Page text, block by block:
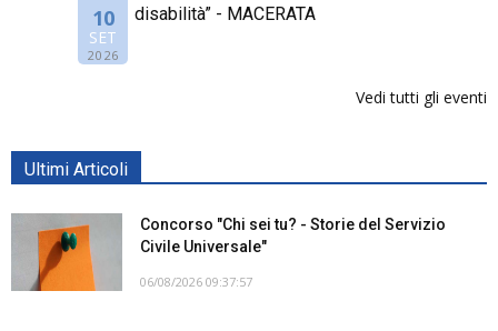
10
SET
2026
disabilità” - MACERATA
Vedi tutti gli eventi
Ultimi Articoli
Concorso "Chi sei tu? - Storie del Servizio
Civile Universale"
06/08/2026 09:37:57